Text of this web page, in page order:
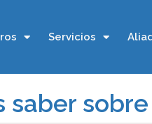
Servicios
saber